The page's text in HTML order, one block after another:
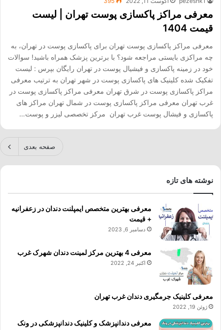
معرفی مراکز پاکسازی پوست تهران | لیست
قیمت 1404
معرفی مراکز پاکسازی پوست تهران برای پاکسازی پوست در تهران، به
چه مراکزی بایستی مراجعه شود؟ با برترین پزشک همراه باشید! سوالات
خود در زمینه پاکسازی و فیشیال پوست در تهران رایگان بپرس : لیست
تفکیک شده کلینیک های پاکسازی پوست در شهر تهران به ترتیب معرفی
مراکز پاکسازی پوست در شرق تهران معرفی مراکز پاکسازی پوست در
غرب تهران معرفی مراکز پاکسازی پوست در شمال تهران مراکز های
پاکسازی و فیشال پوست غرب تهران مرکز تخصصی لیزر و پوست…
صفحه بعدی
نوشته های تازه
معرفی بهترین متخصص ایمپلنت دندان در زعفرانیه
+ قیمت
دسامبر 6, 2023
معرفی 4 بهترین مرکز لمینت دندان شهرک غرب
اکتبر 24, 2022
معرفی کلینیک جرمگیری دندان غرب تهران
ژوئن 19, 2022
معرفی دندانپزشک و کلینیک دندانپزشکی در ونک